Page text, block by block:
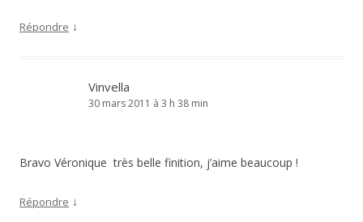
Répondre ↓
Vinvella
30 mars 2011 à 3 h 38 min
Bravo Véronique très belle finition, j’aime beaucoup !
Répondre ↓